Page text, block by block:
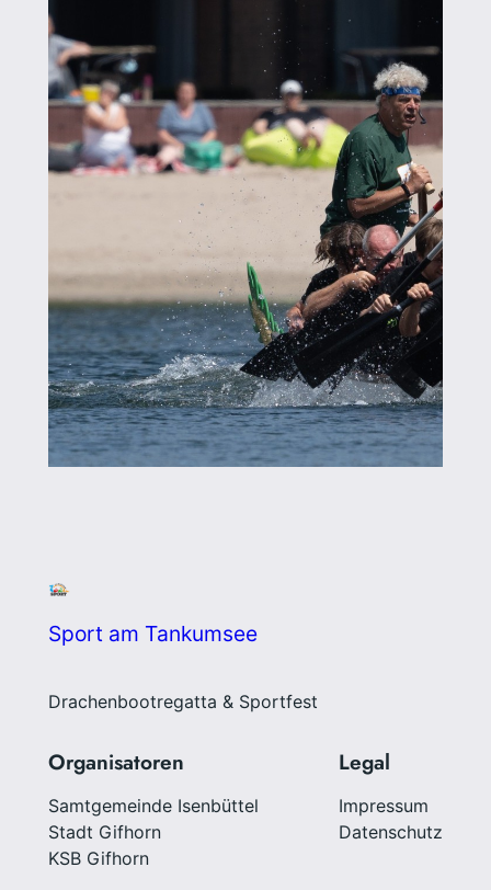
Sport am Tankumsee
Drachenbootregatta & Sportfest
Organisatoren
Samtgemeinde Isenbüttel
Stadt Gifhorn
KSB Gifhorn
Legal
Impressum
Datenschutz